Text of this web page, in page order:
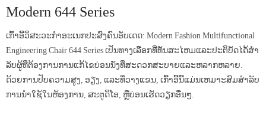
Modern 644 Series
ເກົ້າອີ້ວິສະວະກໍາອະເນກປະສົງຄົນອັບເດດ: Modern Fashion Multifunctional
Engineering Chair 644 Series ເປັນທາງເລືອກທີ່ທັນສະໄຫມແລະປະຕິບັດໄດ້ສໍາ
ລັບຜູ້ທີ່ຕ້ອງການການແກ້ໄຂບ່ອນນັ່ງທີ່ສະດວກສະບາຍແລະຫລາກຫລາຍ.
ດ້ວຍການປັບຄວາມສູງ, ອຽງ, ແລະທີ່ວາງແຂນ, ເກົ້າອີ້ນີ້ແມ່ນເຫມາະສົມສໍາລັບ
ການນໍາໃຊ້ໃນຫ້ອງການ, ສະຕູດິໂອ, ຫຼືບ່ອນເຮັດວຽກອື່ນໆ.